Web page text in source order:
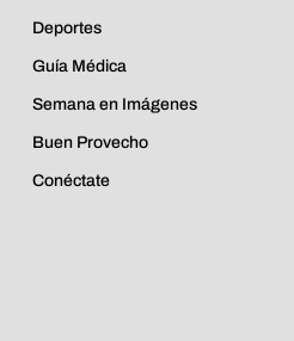
Deportes
Guía Médica
Semana en Imágenes
Buen Provecho
Conéctate